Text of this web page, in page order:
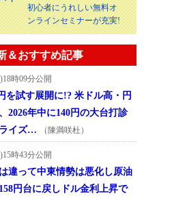
初心者にうれしい無料オ
ンラインセミナーが充実!
＆おすすめ記事
時09分公開
を試す展開に!? 米ドル高・円
2026年中に140円の大台打診
イズ…
（陳満咲杜）
時43分公開
違って中東情勢は悪化し原油
円台に戻しドル金利上昇で